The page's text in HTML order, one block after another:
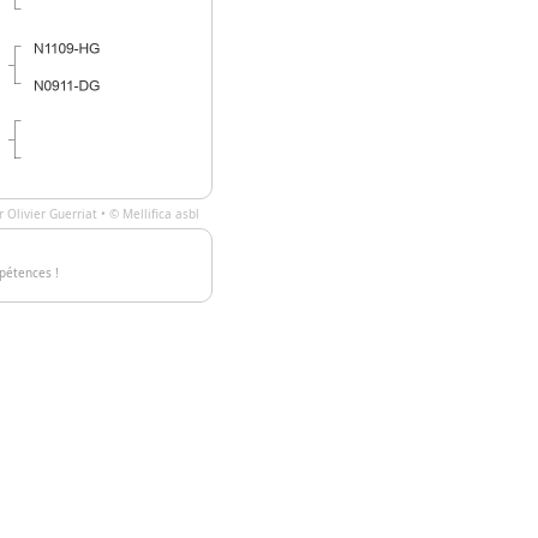
Olivier Guerriat • © Mellifica asbl
!